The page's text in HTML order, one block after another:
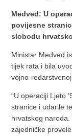
Medved: U
povijesne
slobodu
Ministar Medved
tijek rata i bila
vojno-
“U operaciji Ljeto
stranice i udarile
hrvatskog
zajedničke